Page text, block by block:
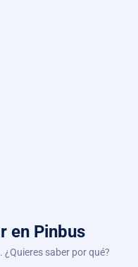
en Pinbus
saber por qué?